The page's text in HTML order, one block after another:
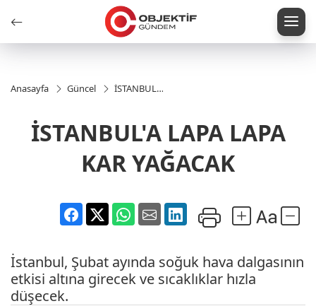
Anasayfa Güncel
İSTANBUL'A
YAĞACAK
İSTANBUL'A LAPA LAPA
KAR YAĞACAK
İstanbul, Şubat ayında soğuk hava dalgasının
etkisi altına girecek ve sıcaklıklar hızla
düşecek.